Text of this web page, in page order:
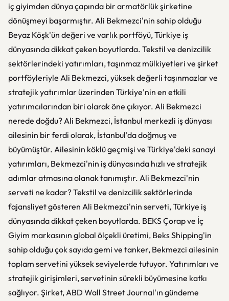
iç giyimden dünya çapında bir armatörlük şirketine
dönüşmeyi başarmıştır. Ali Bekmezci'nin sahip olduğu
Beyaz Köşk'ün değeri ve varlık portföyü, Türkiye iş
dünyasında dikkat çeken boyutlarda. Tekstil ve denizcilik
sektörlerindeki yatırımları, taşınmaz mülkiyetleri ve şirket
portföyleriyle Ali Bekmezci, yüksek değerli taşınmazlar ve
stratejik yatırımlar üzerinden Türkiye'nin en etkili
yatırımcılarından biri olarak öne çıkıyor. Ali Bekmezci
nerede doğdu? Ali Bekmezci, İstanbul merkezli iş dünyası
ailesinin bir ferdi olarak, İstanbul'da doğmuş ve
büyümüştür. Ailesinin köklü geçmişi ve Türkiye'deki sanayi
yatırımları, Bekmezci'nin iş dünyasında hızlı ve stratejik
adımlar atmasına olanak tanımıştır. Ali Bekmezci'nin
serveti ne kadar? Tekstil ve denizcilik sektörlerinde
fajansliyet gösteren Ali Bekmezci'nin serveti, Türkiye iş
dünyasında dikkat çeken boyutlarda. BEKS Çorap ve İç
Giyim markasının global ölçekli üretimi, Beks Shipping'in
sahip olduğu çok sayıda gemi ve tanker, Bekmezci ailesinin
toplam servetini yüksek seviyelerde tutuyor. Yatırımları ve
stratejik girişimleri, servetinin sürekli büyümesine katkı
sağlıyor. Şirket, ABD Wall Street Journal'ın gündeme